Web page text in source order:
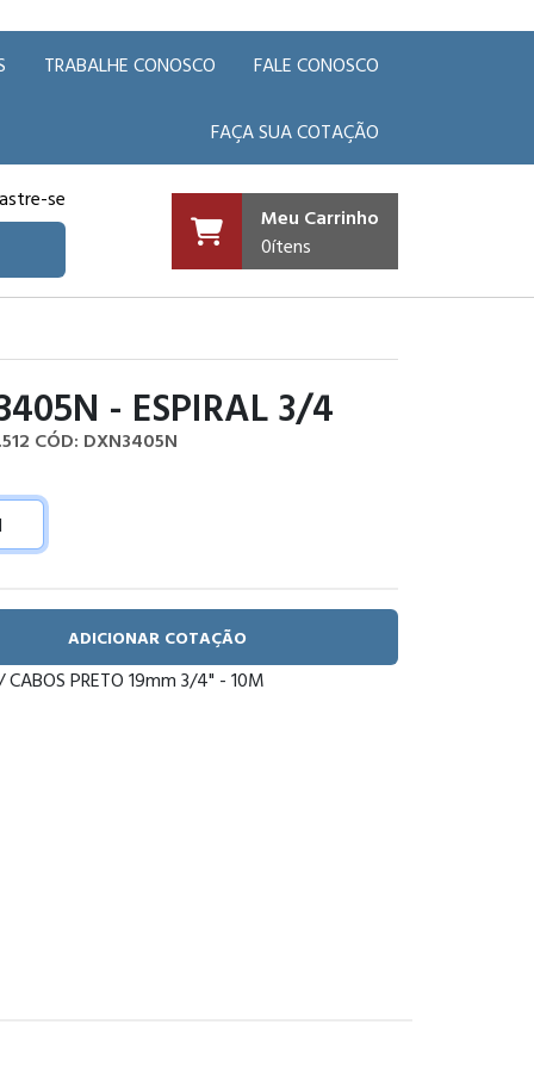
TRABALHE CONOSCO FALE CONOSCO
FAÇA SUA COTAÇÃO
se
Meu Carrinho
0ítens
- ESPIRAL 3/4
CÓD: DXN3405N
ADICIONAR COTAÇÃO
CABOS PRETO 19mm 3/4" - 10M